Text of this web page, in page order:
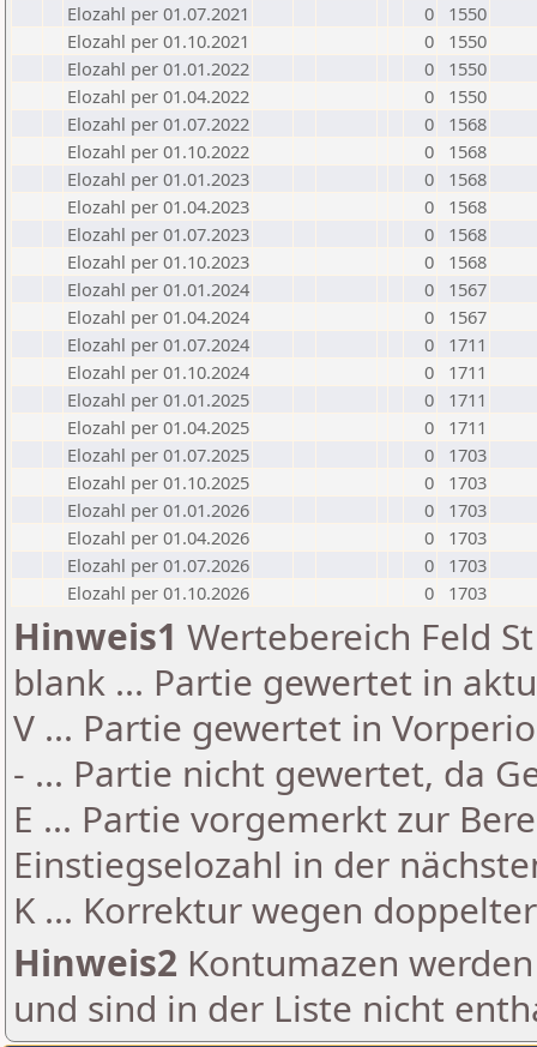
Elozahl per 01.07.2021
0
1550
Elozahl per 01.10.2021
0
1550
Elozahl per 01.01.2022
0
1550
Elozahl per 01.04.2022
0
1550
Elozahl per 01.07.2022
0
1568
Elozahl per 01.10.2022
0
1568
Elozahl per 01.01.2023
0
1568
Elozahl per 01.04.2023
0
1568
Elozahl per 01.07.2023
0
1568
Elozahl per 01.10.2023
0
1568
Elozahl per 01.01.2024
0
1567
Elozahl per 01.04.2024
0
1567
Elozahl per 01.07.2024
0
1711
Elozahl per 01.10.2024
0
1711
Elozahl per 01.01.2025
0
1711
Elozahl per 01.04.2025
0
1711
Elozahl per 01.07.2025
0
1703
Elozahl per 01.10.2025
0
1703
Elozahl per 01.01.2026
0
1703
Elozahl per 01.04.2026
0
1703
Elozahl per 01.07.2026
0
1703
Elozahl per 01.10.2026
0 1703
Hinweis1 Wertebereich Feld
blank ... Partie gewertet in
V ... Partie gewertet in
- ... Partie nicht gewertet, da
E ... Partie vorgemerkt zur
Einstiegselozahl in der
K ... Korrektur wegen
Hinweis2 Kontumazen
und sind in der Liste nicht